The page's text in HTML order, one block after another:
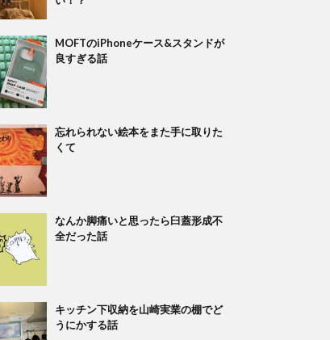
MOFTのiPhoneケース&スタンドが
良すぎる話
忘れられない絵本をまた手に取りた
くて
なんか脚痛いと思ったら臼蓋形成不
全だった話
キッチン下収納を山崎実業の棚でど
うにかする話